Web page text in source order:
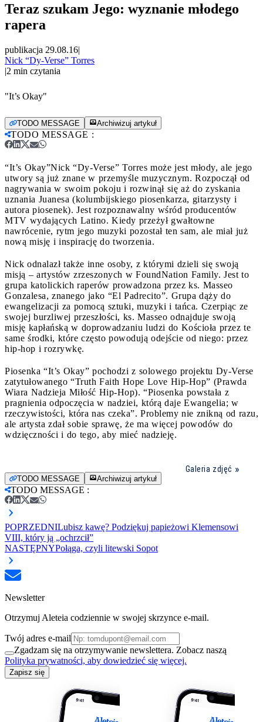
Teraz szukam Jego: wyznanie młodego
rapera
publikacja 29.08.16|
Nick “Dy-Verse” Torres
|2 min czytania
"It’s Okay"
TODO MESSAGE Archiwizuj artykuł
TODO MESSAGE :
“It’s Okay”Nick “Dy-Verse” Torres może jest młody, ale jego
utwory są już znane w przemyśle muzycznym. Rozpoczął od
nagrywania w swoim pokoju i rozwinął się aż do zyskania
uznania Juanesa (kolumbijskiego piosenkarza, gitarzysty i
autora piosenek). Jest rozpoznawalny wśród producentów
MTV wydających Latino. Kiedy przeżył gwałtowne
nawrócenie, rytm jego muzyki pozostał ten sam, ale miał już
nową misję i inspirację do tworzenia.
Nick odnalazł także inne osoby, z którymi dzieli się swoją
misją – artystów zrzeszonych w FoundNation Family. Jest to
grupa katolickich raperów prowadzona przez ks. Masseo
Gonzalesa, znanego jako “El Padrecito”. Grupa dąży do
ewangelizacji za pomocą sztuki, muzyki i tańca. Czerpiąc ze
swojej burzliwej przeszłości, ks. Masseo odnajduje swoją
misję kapłańską w doprowadzaniu ludzi do Kościoła przez te
same środki, które często powodują odejście od niego: przez
hip-hop i rozrywkę.
Piosenka “It’s Okay” pochodzi z solowego projektu Dy-Verse
zatytułowanego “Truth Faith Hope Love Hip-Hop” (Prawda
Wiara Nadzieja Miłość Hip-Hop). “Piosenka powstała z
pragnienia odpoczęcia w nadziei, którą daje Ewangelia; w
rzeczywistości, która nas czeka”. Problemy nie znikną od razu,
ale artysta zdał sobie sprawę, że ma więcej powodów do
wdzięczności i do tego, aby mieć nadzieję.
Galeria zdjęć
TODO MESSAGE Archiwizuj artykuł
TODO MESSAGE :
POPRZEDNILubisz kawę? Podziękuj papieżowi Klemensowi
VIII, który ją „ochrzcił”
NASTĘPNYPołąga, czyli litewski Sopot
Newsletter
Otrzymuj Aleteia codziennie w swojej skrzynce e-mail.
Twój adres e-mail
Zgadzam się na otrzymywanie newslettera. Zobacz naszą
Polityka prywatności, aby dowiedzieć się więcej.
Zapisz się